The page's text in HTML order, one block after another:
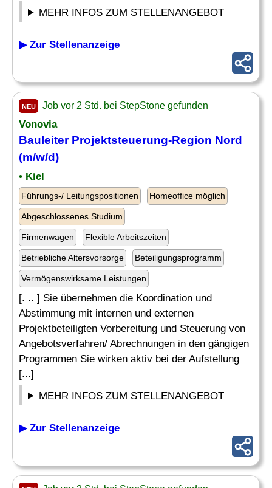
MEHR INFOS ZUM STELLENANGEBOT
▶ Zur Stellenanzeige
NEU Job vor 2 Std. bei StepStone gefunden
Vonovia
Bauleiter Projektsteuerung-Region Nord
(m/w/d)
• Kiel
Führungs-/ Leitungspositionen Homeoffice möglich
Abgeschlossenes Studium
Firmenwagen Flexible Arbeitszeiten
Betriebliche Altersvorsorge Beteiligungsprogramm
Vermögenswirksame Leistungen
[. .. ] Sie übernehmen die Koordination und
Abstimmung mit internen und externen
Projektbeteiligten Vorbereitung und Steuerung von
Angebotsverfahren/ Abrechnungen in den gängigen
Programmen Sie wirken aktiv bei der Aufstellung
[...]
MEHR INFOS ZUM STELLENANGEBOT
▶ Zur Stellenanzeige